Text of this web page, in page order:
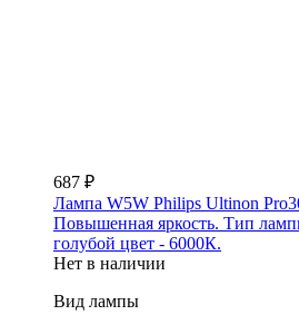
687 ₽
Лампа W5W Philips Ultinon
Повышенная яркость. Тип
голубой цвет - 6000К.
Нет в наличии
Вид лампы